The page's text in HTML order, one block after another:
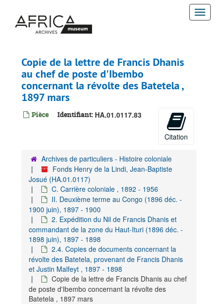
contenu
Copie de la lettre de Francis Dhanis
au chef de poste d'Ibembo
concernant la révolte des Batetela ,
1897 mars
Pièce Identifiant: HA.01.0117.83
Citation
Archives de particuliers - Histoire coloniale
Fonds Henry de la Lindi, Jean-Baptiste
Josué (HA.01.0117)
C. Carrière coloniale , 1892 - 1956
II. Deuxième terme au Congo (1896 déc. -
1900 juin), 1897 - 1900
2. Expédition du Nil de Francis Dhanis et
commandant de la zone du Haut-Ituri (1896 déc. -
1898 juin), 1897 - 1898
2.4. Copies de documents concernant la
révolte des Batetela, provenant de Francis Dhanis
et Justin Malfeyt , 1897 - 1898
Copie de la lettre de Francis Dhanis au chef
de poste d'Ibembo concernant la révolte des
Batetela , 1897 mars